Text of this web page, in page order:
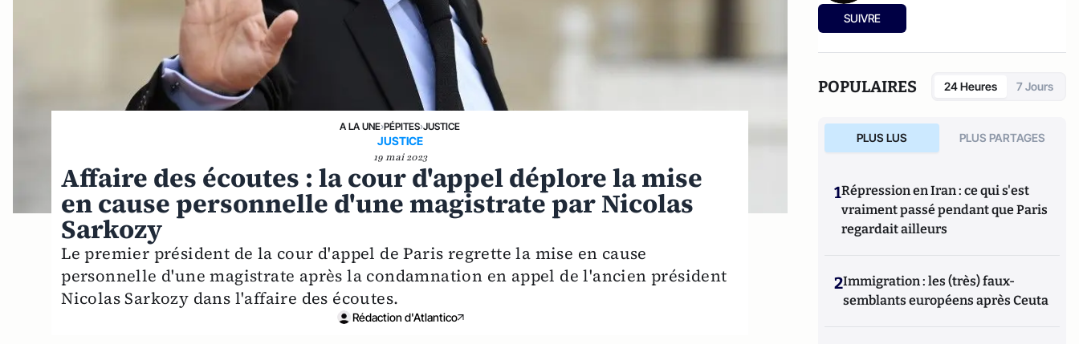
A LA UNE›PÉPITES›JUSTICE
JUSTICE
19 mai 2023
Affaire des écoutes : la cour d'appel déplore la mise
en cause personnelle d'une magistrate par Nicolas
Sarkozy
Le premier président de la cour d'appel de Paris regrette la mise en cause
personnelle d'une magistrate après la condamnation en appel de l'ancien président
Nicolas Sarkozy dans l'affaire des écoutes.
Rédaction d'Atlantico
SUIVRE
POPULAIRES 24 Heures 7 Jours
PLUS LUS PLUS PARTAGES
1Répression en Iran : ce qui s'est
vraiment passé pendant que Paris
regardait ailleurs
2Immigration : les (très) faux-
semblants européens après Ceuta